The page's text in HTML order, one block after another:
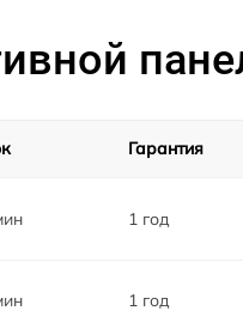
Гарантия
1 год
1 год